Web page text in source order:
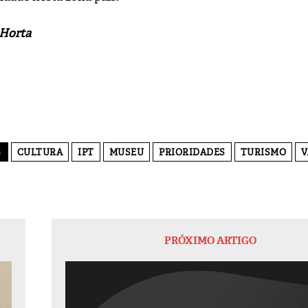
CULTURA IPT MUSEU PRIORIDADES TURISMO
PRÓXIMO ARTIGO